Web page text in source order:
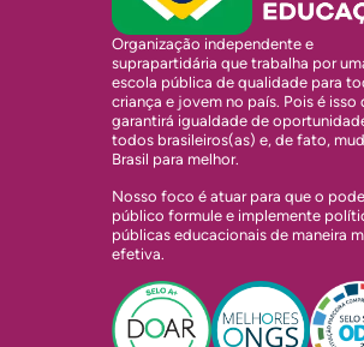
Organização independente e
suprapartidária que trabalha por
escola pública de qualidade para
criança e jovem no país. Pois é isso
garantirá igualdade de
todos brasileiros(as) e, de fato,
Brasil para melhor.
Nosso foco é atuar para que o
público formule e implemente
públicas educacionais de maneira
efetiva.